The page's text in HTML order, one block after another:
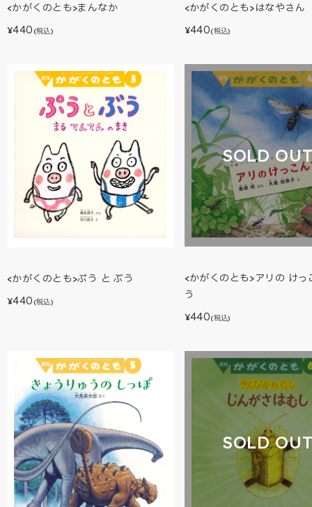
<かがくのとも>まんなか
¥440 (税込)
<かがくのとも>はなやさん
¥440(税込)
<かがくのとも>ぷう と ぶう
¥440 (税込)
SOLD
<かがくのとも>アリの けっ
う
¥440(税込)
SOLD